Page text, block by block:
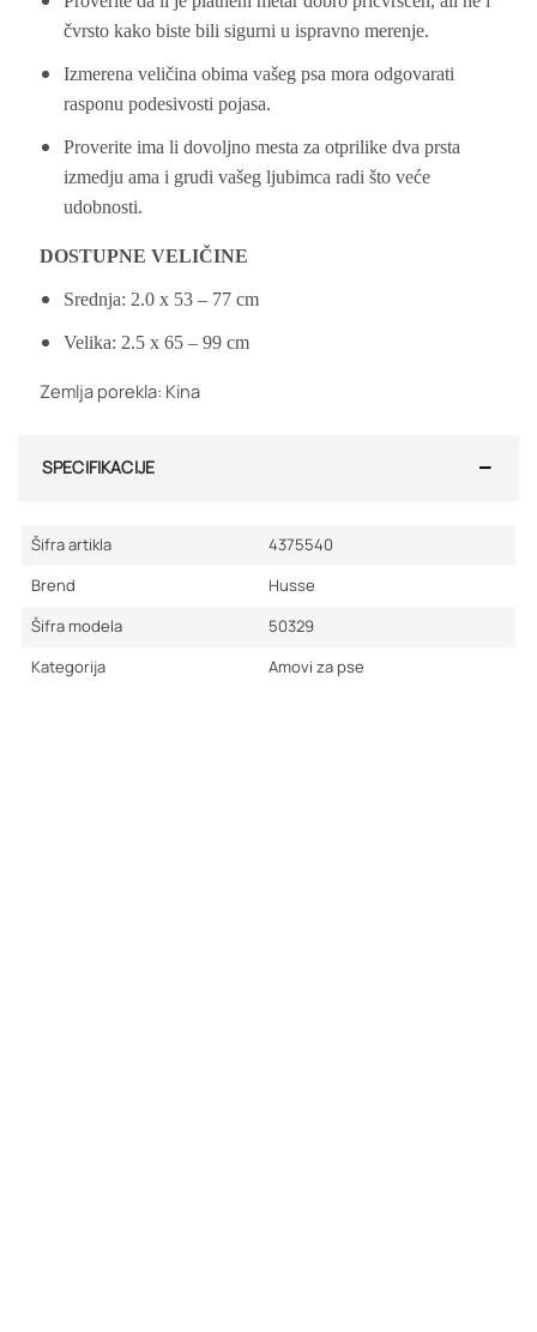
čvrsto kako biste bili sigurni u ispravno merenje.
Izmerena veličina obima vašeg psa mora odgovarati
rasponu podesivosti pojasa.
Proverite ima li dovoljno mesta za otprilike dva prsta
izmedju ama i grudi vašeg ljubimca radi što veće
udobnosti.
DOSTUPNE VELIČINE
Srednja: 2.0 x 53 – 77 cm
Velika: 2.5 x 65 – 99 cm
Zemlja porekla: Kina
SPECIFIKACIJE
Šifra artikla
4375540
Brend
Husse
Šifra modela
50329
Kategorija
Amovi za pse